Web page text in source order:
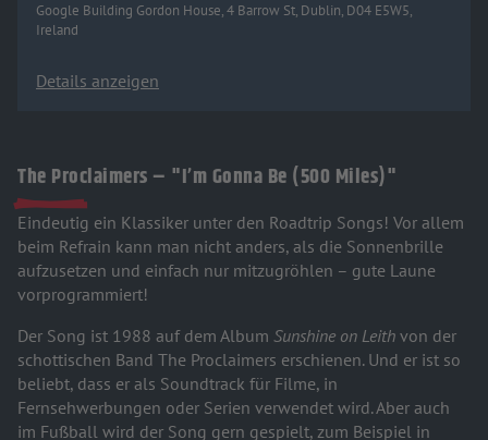
Google Building Gordon House, 4 Barrow St, Dublin, D04 E5W5,
Ireland
Details anzeigen
The Proclaimers – "I’m Gonna Be (500 Miles)"
Eindeutig ein Klassiker unter den Roadtrip Songs! Vor allem
beim Refrain kann man nicht anders, als die Sonnenbrille
aufzusetzen und einfach nur mitzugröhlen – gute Laune
vorprogrammiert!
Der Song ist 1988 auf dem Album Sunshine on Leith von der
schottischen Band The Proclaimers erschienen. Und er ist so
beliebt, dass er als Soundtrack für Filme, in
Fernsehwerbungen oder Serien verwendet wird. Aber auch
im Fußball wird der Song gern gespielt, zum Beispiel in